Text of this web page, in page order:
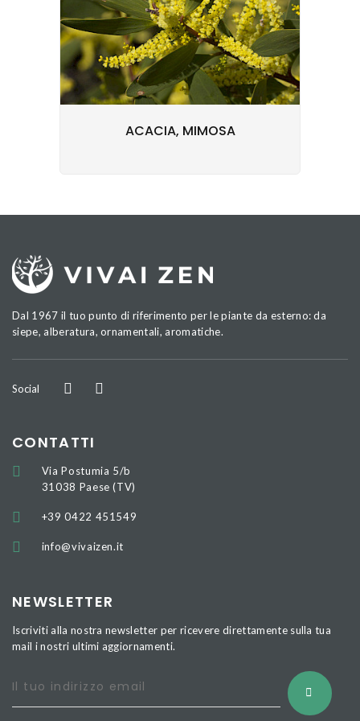
ACACIA, MIMOSA
Dal 1967 il tuo punto di riferimento per le piante da esterno: da
siepe, alberatura, ornamentali, aromatiche.
Social
CONTATTI
Via Postumia 5/b
31038 Paese (TV)
+39 0422 451549
info@vivaizen.it
NEWSLETTER
Iscriviti alla nostra newsletter per ricevere direttamente sulla tua
mail i nostri ultimi aggiornamenti.